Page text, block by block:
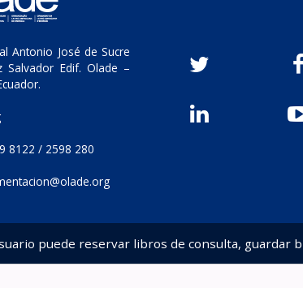
Antonio José de Sucre
Salvador Edif. Olade –
8122 / 2598 280
puede reservar libros de consulta, guardar